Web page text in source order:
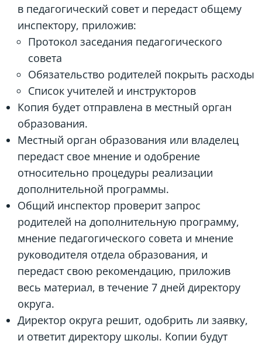
в педагогический совет и передаст общему
инспектору, приложив:
Протокол заседания педагогического
совета
Обязательство родителей покрыть расходы
Список учителей и инструкторов
Копия будет отправлена в местный орган
образования.
Местный орган образования или владелец
передаст свое мнение и одобрение
относительно процедуры реализации
дополнительной программы.
Общий инспектор проверит запрос
родителей на дополнительную программу,
мнение педагогического совета и мнение
руководителя отдела образования, и
передаст свою рекомендацию, приложив
весь материал, в течение 7 дней директору
округа.
Директор округа решит, одобрить ли заявку,
и ответит директору школы. Копии будут